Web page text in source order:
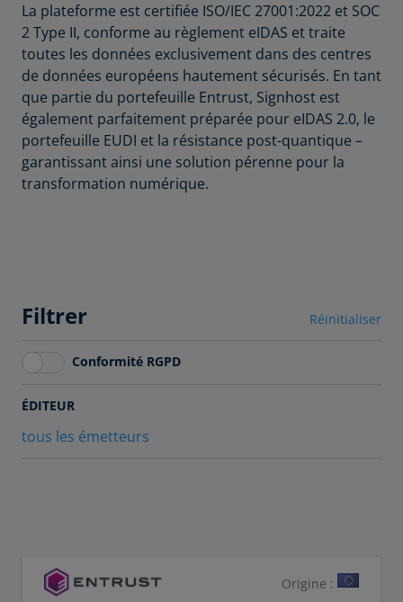
La plateforme est certifiée ISO/IEC 27001:2022 et SOC
2 Type II, conforme au règlement eIDAS et traite
toutes les données exclusivement dans des centres
de données européens hautement sécurisés. En tant
que partie du portefeuille Entrust, Signhost est
également parfaitement préparée pour eIDAS 2.0, le
portefeuille EUDI et la résistance post-quantique –
garantissant ainsi une solution pérenne pour la
transformation numérique.
Filtrer Réinitialiser
Conformité RGPD
ÉDITEUR
tous les émetteurs
Origine :